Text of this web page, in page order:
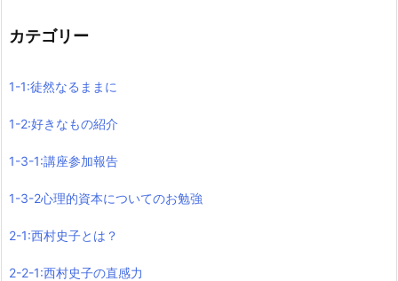
カテゴリー
1-1:徒然なるままに
1-2:好きなもの紹介
1-3-1:講座参加報告
1-3-2心理的資本についてのお勉強
2-1:西村史子とは？
2-2-1:西村史子の直感力